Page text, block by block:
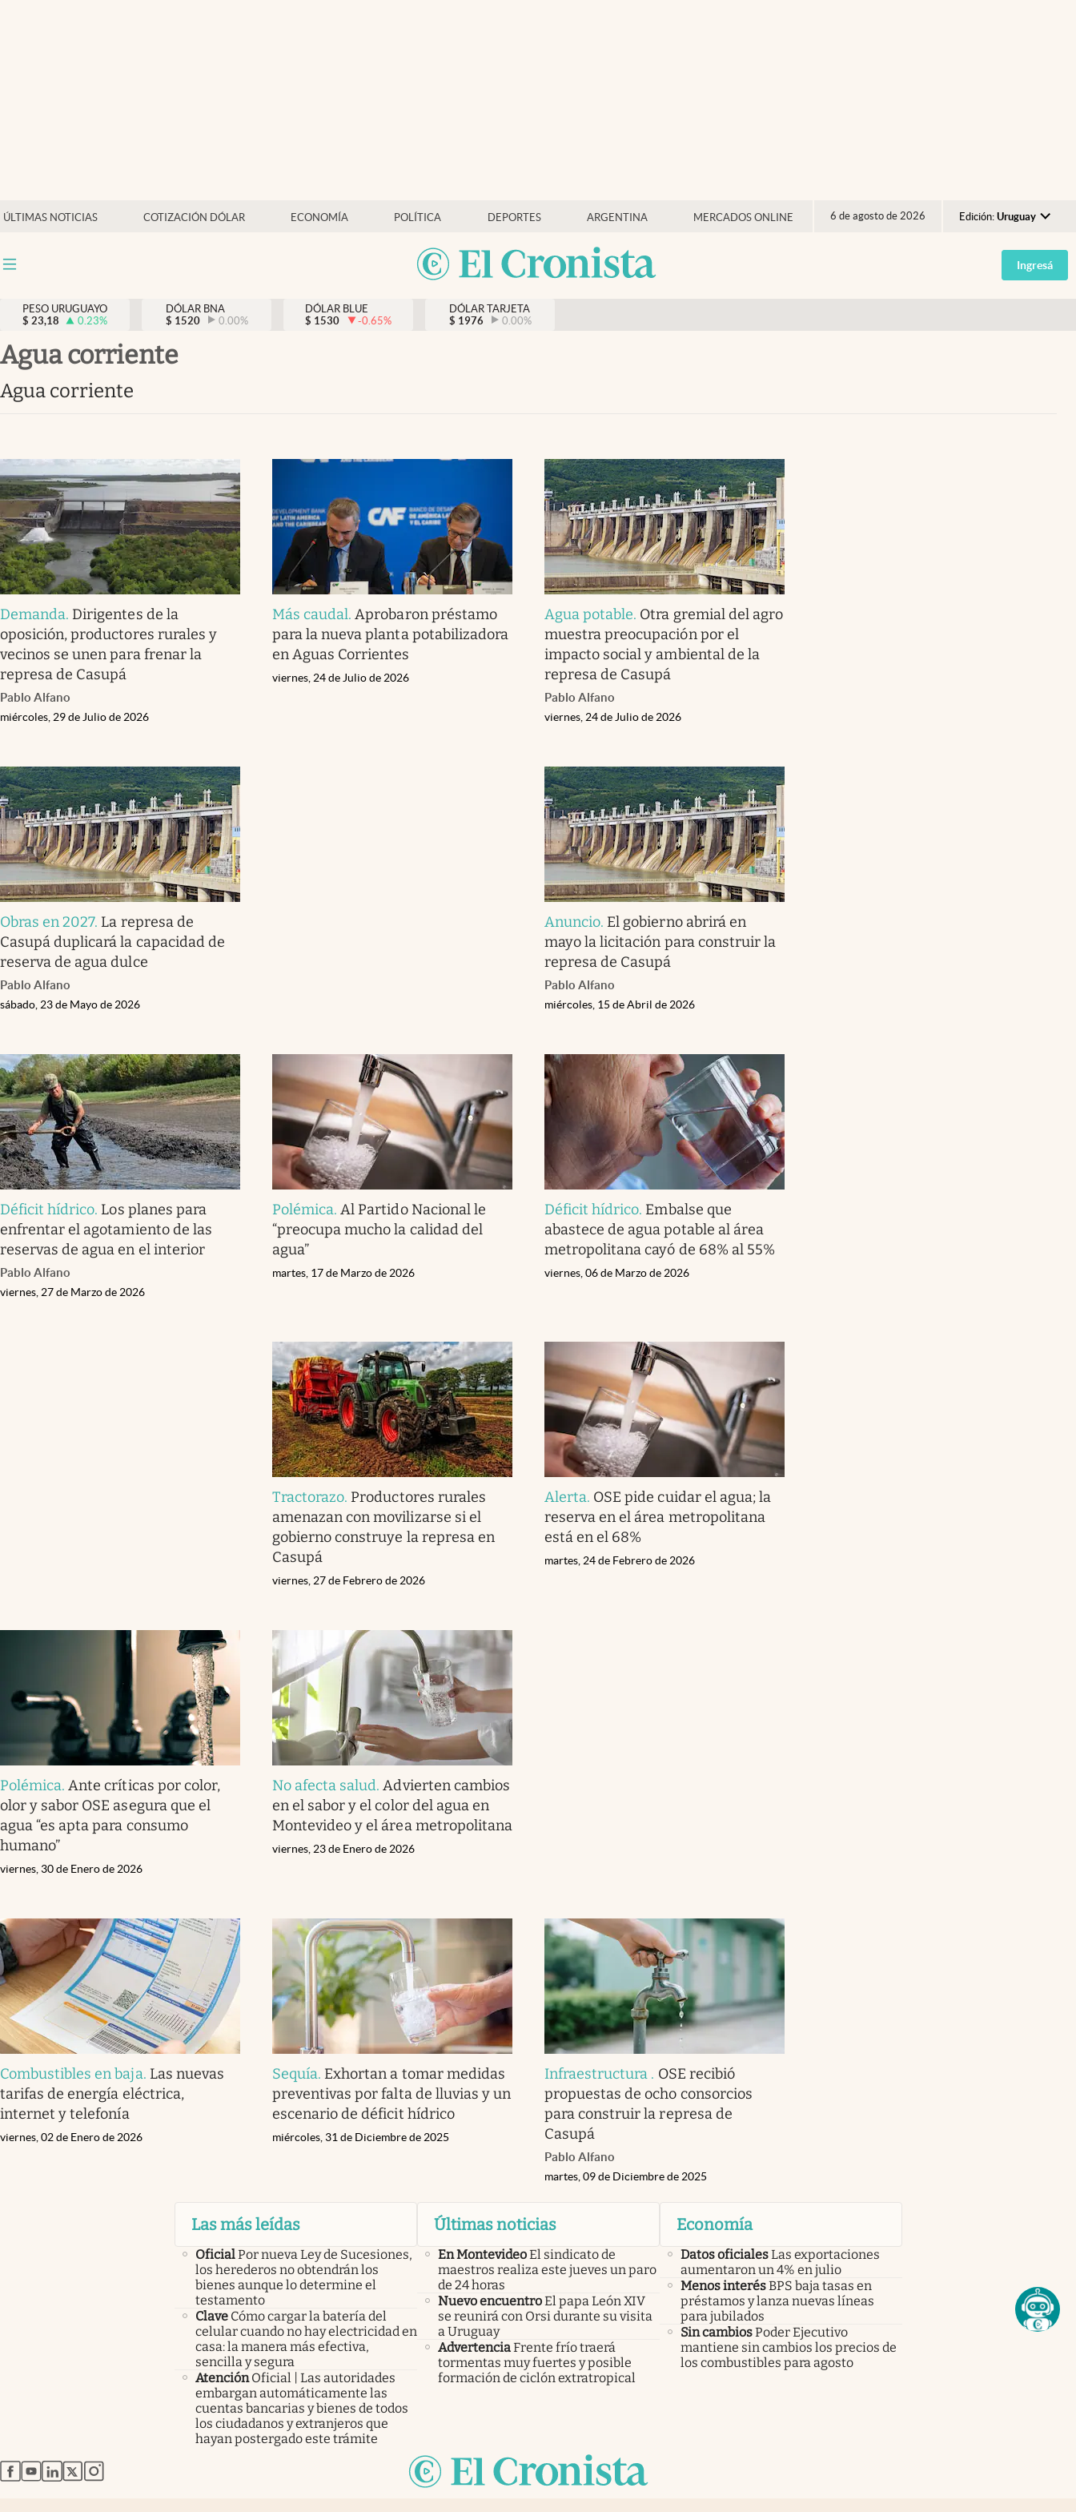
ÚLTIMAS NOTICIAS COTIZACIÓN DÓLAR ECONOMÍA POLÍTICA DEPORTES ARGENTINA MERCADOS ONLINE 6 de agosto de 2026 Edición: Uruguay
Argentina
España
Ingresá
PESO URUGUAYO
$ 23,18 0.23%
DÓLAR BNA
$ 1520 0.00%
DÓLAR BLUE
$ 1530 -0.65%
DÓLAR TARJETA
$ 1976 0.00%
agua corriente
agua corriente
Demanda. Dirigentes de la
oposición, productores rurales y
vecinos se unen para frenar la
represa de Casupá
Pablo Alfano
miércoles, 29 de Julio de 2026
Más caudal.Aprobaron préstamo
para la nueva planta potabilizadora
en Aguas Corrientes
viernes, 24 de Julio de 2026
Agua potable. Otra gremial del agro
muestra preocupación por el
impacto social y ambiental de la
represa de Casupá
Pablo Alfano
viernes, 24 de Julio de 2026
Obras en 2027. La represa de
Casupá duplicará la capacidad de
reserva de agua dulce
Pablo Alfano
sábado, 23 de Mayo de 2026
Anuncio. El gobierno abrirá en
mayo la licitación para construir la
represa de Casupá
Pablo Alfano
miércoles, 15 de Abril de 2026
Déficit hídrico. Los planes para
enfrentar el agotamiento de las
reservas de agua en el interior
Pablo Alfano
viernes, 27 de Marzo de 2026
Polémica.Al Partido Nacional le
“preocupa mucho la calidad del
agua”
martes, 17 de Marzo de 2026
Déficit hídrico. Embalse que
abastece de agua potable al área
metropolitana cayó de 68% al 55%
viernes, 06 de Marzo de 2026
Tractorazo. Productores rurales
amenazan con movilizarse si el
gobierno construye la represa en
Casupá
viernes, 27 de Febrero de 2026
Alerta. OSE pide cuidar el agua; la
reserva en el área metropolitana
está en el 68%
martes, 24 de Febrero de 2026
Polémica.Ante críticas por color,
olor y sabor OSE asegura que el
agua “es apta para consumo
humano”
viernes, 30 de Enero de 2026
No afecta salud.Advierten cambios
en el sabor y el color del agua en
Montevideo y el área metropolitana
viernes, 23 de Enero de 2026
Combustibles en baja. Las nuevas
tarifas de energía eléctrica,
internet y telefonía
viernes, 02 de Enero de 2026
Sequía. Exhortan a tomar medidas
preventivas por falta de lluvias y un
escenario de déficit hídrico
miércoles, 31 de Diciembre de 2025
Infraestructura . OSE recibió
propuestas de ocho consorcios
para construir la represa de
Casupá
Pablo Alfano
martes, 09 de Diciembre de 2025
Las más leídas
OficialPor nueva Ley de Sucesiones,
los herederos no obtendrán los
bienes aunque lo determine el
testamento
Clave Cómo cargar la batería del
celular cuando no hay electricidad en
casa: la manera más efectiva,
sencilla y segura
Atención Oficial | Las autoridades
embargan automáticamente las
cuentas bancarias y bienes de todos
los ciudadanos y extranjeros que
hayan postergado este trámite
Últimas noticias
En MontevideoEl sindicato de
maestros realiza este jueves un paro
de 24 horas
Nuevo encuentroEl papa León XIV
se reunirá con Orsi durante su visita
a Uruguay
AdvertenciaFrente frío traerá
tormentas muy fuertes y posible
formación de ciclón extratropical
Economía
Datos oficialesLas exportaciones
aumentaron un 4% en julio
Menos interésBPS baja tasas en
préstamos y lanza nuevas líneas
para jubilados
Sin cambiosPoder Ejecutivo
mantiene sin cambios los precios de
los combustibles para agosto
abre en nueva pestaña
abre en nueva pestaña
abre en nueva pestaña
abre en nueva pestaña
abre en nueva pestaña